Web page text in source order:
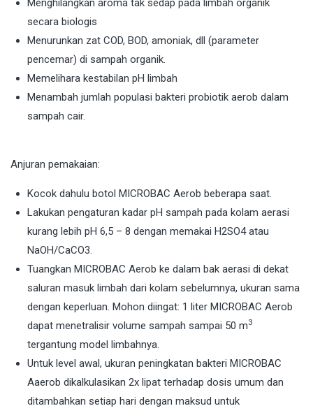
Menghilangkan aroma tak sedap pada limbah organik
secara biologis
Menurunkan zat COD, BOD, amoniak, dll (parameter
pencemar) di sampah organik.
Memelihara kestabilan pH limbah
Menambah jumlah populasi bakteri probiotik aerob dalam
sampah cair.
Anjuran pemakaian:
Kocok dahulu botol MICROBAC Aerob beberapa saat.
Lakukan pengaturan kadar pH sampah pada kolam aerasi
kurang lebih pH 6,5 – 8 dengan memakai H2SO4 atau
NaOH/CaCO3.
Tuangkan MICROBAC Aerob ke dalam bak aerasi di dekat
saluran masuk limbah dari kolam sebelumnya, ukuran sama
dengan keperluan. Mohon diingat: 1 liter MICROBAC Aerob
dapat menetralisir volume sampah sampai 50 m3
tergantung model limbahnya.
Untuk level awal, ukuran peningkatan bakteri MICROBAC
Aaerob dikalkulasikan 2x lipat terhadap dosis umum dan
ditambahkan setiap hari dengan maksud untuk